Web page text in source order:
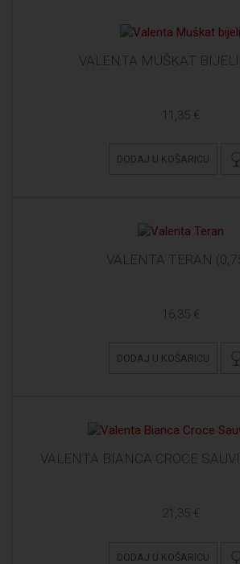
VALENTA MUŠKAT
11,35 €
DODAJ U KOŠARICU
VALENTA TERAN
16,35 €
DODAJ U KOŠARICU
VALENTA BIANCA CROCE
21,35 €
DODAJ U KOŠARICU